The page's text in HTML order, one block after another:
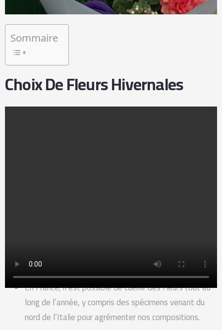
Sommaire
Choix De Fleurs Hivernales
La majorité des fleurs disponibles en magasin sont
Pour L’hiver
En France, il est possible de cueillir des fleurs tout au
long de l’année, y compris des spécimens venant du
nord de l’Italie pour agrémenter nos compositions.